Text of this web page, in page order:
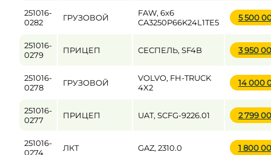
251016-
0282
ГРУЗОВОЙ
FAW, 6x6
CA3250P66K24L1TE5
5 500
251016-
0279
ПРИЦЕП СЕСПЕЛЬ, SF4B 3 950
251016-
0278
ГРУЗОВОЙ
VOLVO, FH-TRUCK
4X2
14 000
251016-
0277
ПРИЦЕП UAT, SCFG-9226.01 2 799
251016-
0274
ЛКТ GAZ, 2310.0 1 800